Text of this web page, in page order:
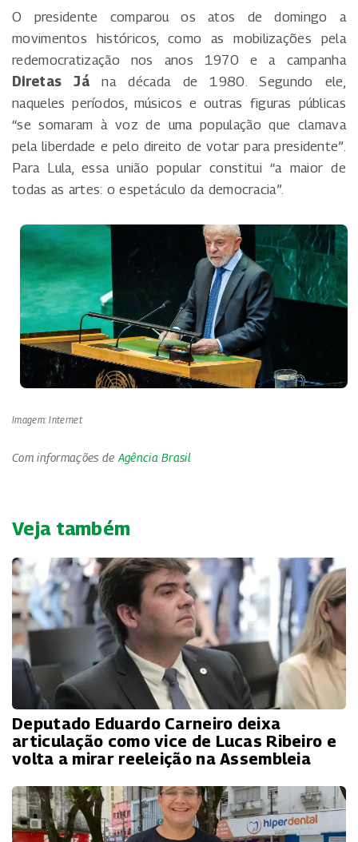
O presidente comparou os atos de domingo a
movimentos históricos, como as mobilizações pela
redemocratização nos anos 1970 e a campanha
Diretas Já na década de 1980. Segundo ele,
naqueles períodos, músicos e outras figuras públicas
“se somaram à voz de uma população que clamava
pela liberdade e pelo direito de votar para presidente”.
Para Lula, essa união popular constitui “a maior de
todas as artes: o espetáculo da democracia”.
Imagem: Internet
Com informações de Agência Brasil
Veja também
Deputado Eduardo Carneiro deixa
articulação como vice de Lucas Ribeiro e
volta a mirar reeleição na Assembleia